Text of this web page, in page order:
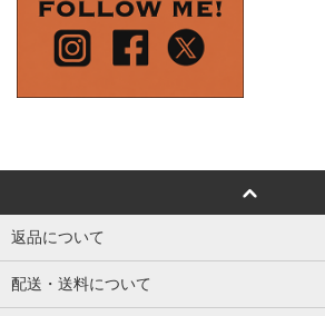
返品について
配送・送料について